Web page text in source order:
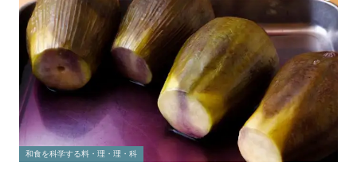
和食を科学する料・理・理・科